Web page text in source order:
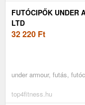
FUTÓCIPŐK UNDER
LTD
32 220 Ft
under armour, futás,
top4fitness.hu